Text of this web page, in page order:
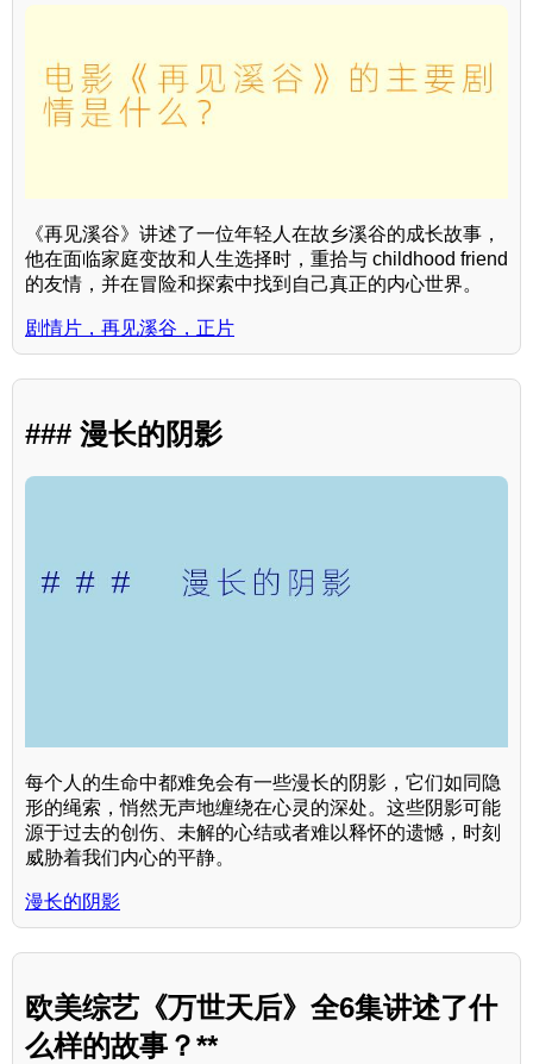
《再见溪谷》讲述了一位年轻人在故乡溪谷的成长故事，
他在面临家庭变故和人生选择时，重拾与 childhood friend
的友情，并在冒险和探索中找到自己真正的内心世界。
剧情片，再见溪谷，正片
### 漫长的阴影
每个人的生命中都难免会有一些漫长的阴影，它们如同隐
形的绳索，悄然无声地缠绕在心灵的深处。这些阴影可能
源于过去的创伤、未解的心结或者难以释怀的遗憾，时刻
威胁着我们内心的平静。
漫长的阴影
欧美综艺《万世天后》全6集讲述了什
么样的故事？**